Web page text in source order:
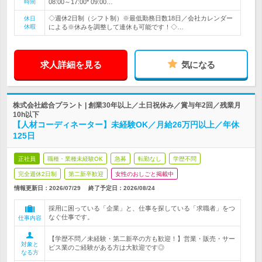
時間 08:00～17:00* 09:00…
休日
休暇
◇週休2日制（シフト制）※最低勤務日数18日／会社カレンダー
による※休みを調整して連休も可能です！◇…
求人詳細を見る 気になる
株式会社総合プラント | 創業30年以上／土日祝休み／賞与年2回／残業月
10h以下
【人材コーディネーター】未経験OK／月給26万円以上／年休
125日
正社員 職種・業種未経験OK 急募 転勤なし 学歴不問
完全週休2日制 第二新卒歓迎 女性のおしごと掲載中
情報更新日：2026/07/29 終了予定日： 2026/08/24
仕事内容
採用に困っている「企業」と、仕事を探している「求職者」をつ
なぐ仕事です。
対象と
なる方
【学歴不問／未経験・第二新卒の方も歓迎！】営業・販売・サー
ビス業のご経験がある方は大歓迎です◎